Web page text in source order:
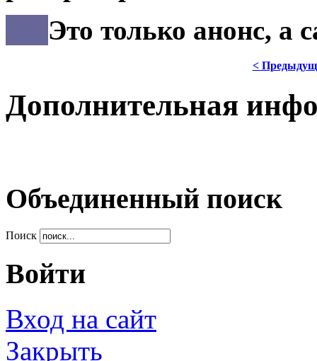
Это только анонс, а
<
Дополнительная
Объединенный поиск
Поиск
Войти
Вход на сайт
Закрыть